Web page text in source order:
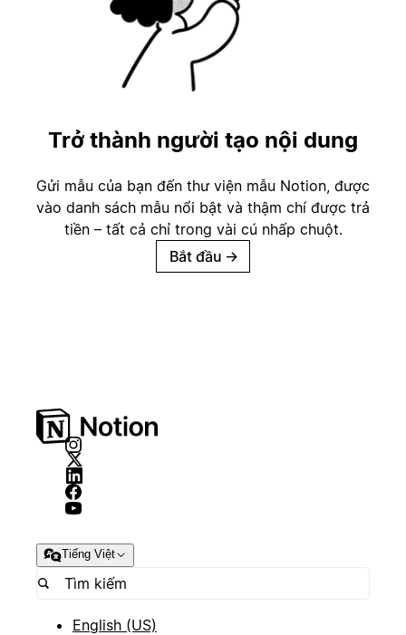
Trở thành người tạo nội dung
Gửi mẫu của bạn đến thư viện mẫu Notion, được
vào danh sách mẫu nổi bật và thậm chí được trả
tiền – tất cả chỉ trong vài cú nhấp chuột.
Bắt đầu →
Tiếng Việt
English (US)